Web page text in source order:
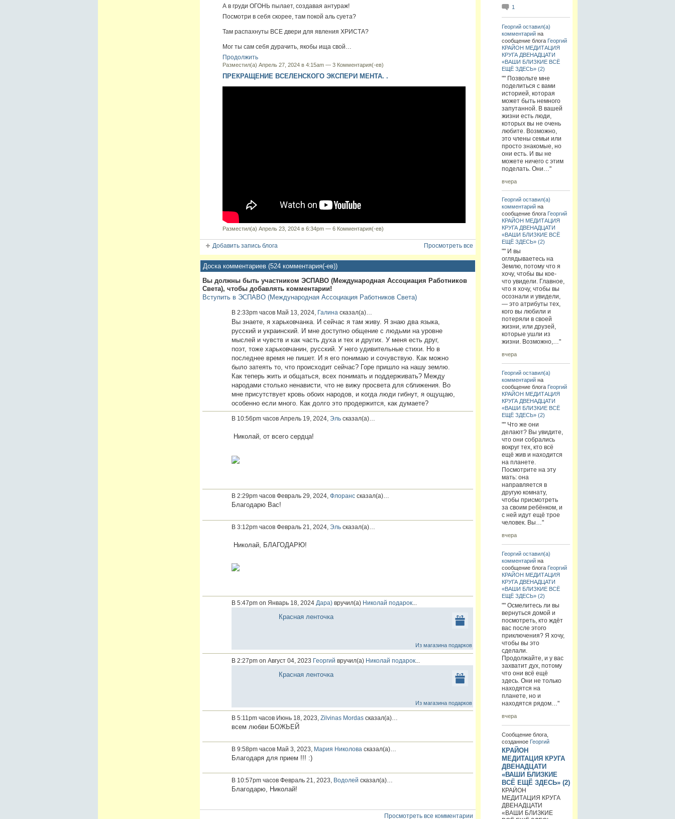
А в груди ОГОНЬ пылает, создавая антураж!
Посмотри в себя скорее, там покой аль суета?
Там распахнуты ВСЕ двери для явления ХРИСТА?
Мог ты сам себя дурачить, якобы ища свой…
Продолжить
Разместил(а) Апрель 27, 2024 в 4:15am — 3 Комментария(-ев)
ПРЕКРАЩЕНИЕ ВСЕЛЕНСКОГО ЭКСПЕРИ МЕНТА. .
Разместил(а) Апрель 23, 2024 в 6:34pm — 6 Комментария(-ев)
Добавить запись блога Просмотреть все
Доска комментариев (524 комментария(-ев))
Вы должны быть участником ЭСПАВО (Международная Ассоциация Работников
Света), чтобы добавлять комментарии!
Вступить в ЭСПАВО (Международная Ассоциация Работников Света)
В 2:33pm часов Май 13, 2024, Галинасказал(а)…
Вы знаете, я харьковчанка. И сейчас я там живу. Я знаю два языка,
русский и украинский. И мне доступно общение с людьми на уровне
мыслей и чувств и как часть духа и тех и других. У меня есть друг,
поэт, тоже харьковчанин, русский. У него удивительные стихи. Но в
последнее время не пишет. И я его понимаю и сочувствую. Как можно
было затеять то, что происходит сейчас? Горе пришло на нашу землю.
Как теперь жить и общаться, всех понимать и поддерживать? Между
народами столько ненависти, что не вижу просвета для сближения. Во
мне присутствует кровь обоих народов, и когда люди гибнут, я ощущаю,
особенно если много. Как долго это продержится, как думаете?
В 10:56pm часов Апрель 19, 2024, Эльсказал(а)…
Николай, от всего сердца!
В 2:29pm часов Февраль 29, 2024, Флоранссказал(а)…
Благодарю Вас!
В 3:12pm часов Февраль 21, 2024, Эльсказал(а)…
Николай, БЛАГОДАРЮ!
В 5:47pm on Январь 18, 2024 Дара)вручил(а) Николай подарок...
Красная ленточка
Из магазина подарков
В 2:27pm on Август 04, 2023 Георгий вручил(а) Николай подарок...
Красная ленточка
Из магазина подарков
В 5:11pm часов Июнь 18, 2023, Zilvinas Mordasсказал(а)…
всем любви БОЖЬЕЙ
В 9:58pm часов Май 3, 2023, Мария Николовасказал(а)…
Благодаря для прием !!! :)
В 10:57pm часов Февраль 21, 2023, Водолей сказал(а)…
Благодарю, Николай!
Просмотреть все комментарии
1
Георгий оставил(а)
комментарийна
сообщение блога Георгий
КРАЙОН МЕДИТАЦИЯ
КРУГА ДВЕНАДЦАТИ
«ВАШИ БЛИЗКИЕ ВСЁ
ЕЩЁ ЗДЕСЬ» (2)
"" Позвольте мне
поделиться с вами
историей, которая
может быть немного
запутанной. В вашей
жизни есть люди,
которых вы не очень
любите. Возможно,
это члены семьи или
просто знакомые, но
они есть. И вы не
можете ничего с этим
поделать. Они…"
вчера
Георгий оставил(а)
комментарийна
сообщение блога Георгий
КРАЙОН МЕДИТАЦИЯ
КРУГА ДВЕНАДЦАТИ
«ВАШИ БЛИЗКИЕ ВСЁ
ЕЩЁ ЗДЕСЬ» (2)
"" И вы
оглядываетесь на
Землю, потому что я
хочу, чтобы вы кое-
что увидели. Главное,
что я хочу, чтобы вы
осознали и увидели,
— это атрибуты тех,
кого вы любили и
потеряли в своей
жизни, или друзей,
которые ушли из
жизни. Возможно,…"
вчера
Георгий оставил(а)
комментарийна
сообщение блога Георгий
КРАЙОН МЕДИТАЦИЯ
КРУГА ДВЕНАДЦАТИ
«ВАШИ БЛИЗКИЕ ВСЁ
ЕЩЁ ЗДЕСЬ» (2)
"" Что же они
делают? Вы увидите,
что они собрались
вокруг тех, кто всё
ещё жив и находится
на планете.
Посмотрите на эту
мать: она
направляется в
другую комнату,
чтобы присмотреть
за своим ребёнком, и
с ней идут ещё трое
человек. Вы…"
вчера
Георгий оставил(а)
комментарийна
сообщение блога Георгий
КРАЙОН МЕДИТАЦИЯ
КРУГА ДВЕНАДЦАТИ
«ВАШИ БЛИЗКИЕ ВСЁ
ЕЩЁ ЗДЕСЬ» (2)
"" Осмелитесь ли вы
вернуться домой и
посмотреть, кто ждёт
вас после этого
приключения? Я хочу,
чтобы вы это
сделали.
Продолжайте, и у вас
захватит дух, потому
что они всё ещё
здесь. Они не только
находятся на
планете, но и
находятся рядом…"
вчера
Сообщение блога,
созданное Георгий
КРАЙОН
МЕДИТАЦИЯ КРУГА
ДВЕНАДЦАТИ
«ВАШИ БЛИЗКИЕ
ВСЁ ЕЩЁ ЗДЕСЬ» (2)
КРАЙОН
МЕДИТАЦИЯ КРУГА
ДВЕНАДЦАТИ
«ВАШИ БЛИЗКИЕ